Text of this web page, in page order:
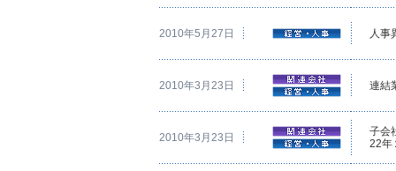
2010年5月27日 人事
2010年3月23日 連結
2010年3月23日
子会
22年